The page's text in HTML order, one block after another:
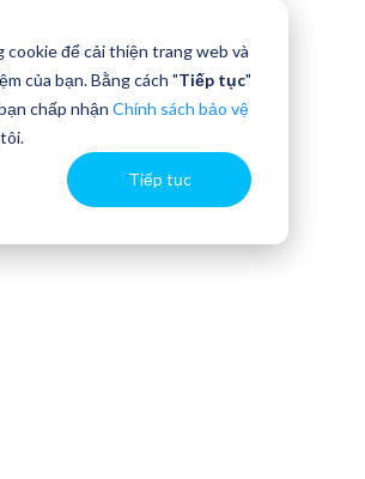
cookie để cải thiện trang web và
của bạn. Bằng cách "Tiếp tục"
chấp nhận Chính sách bảo vệ
Tiếp tục